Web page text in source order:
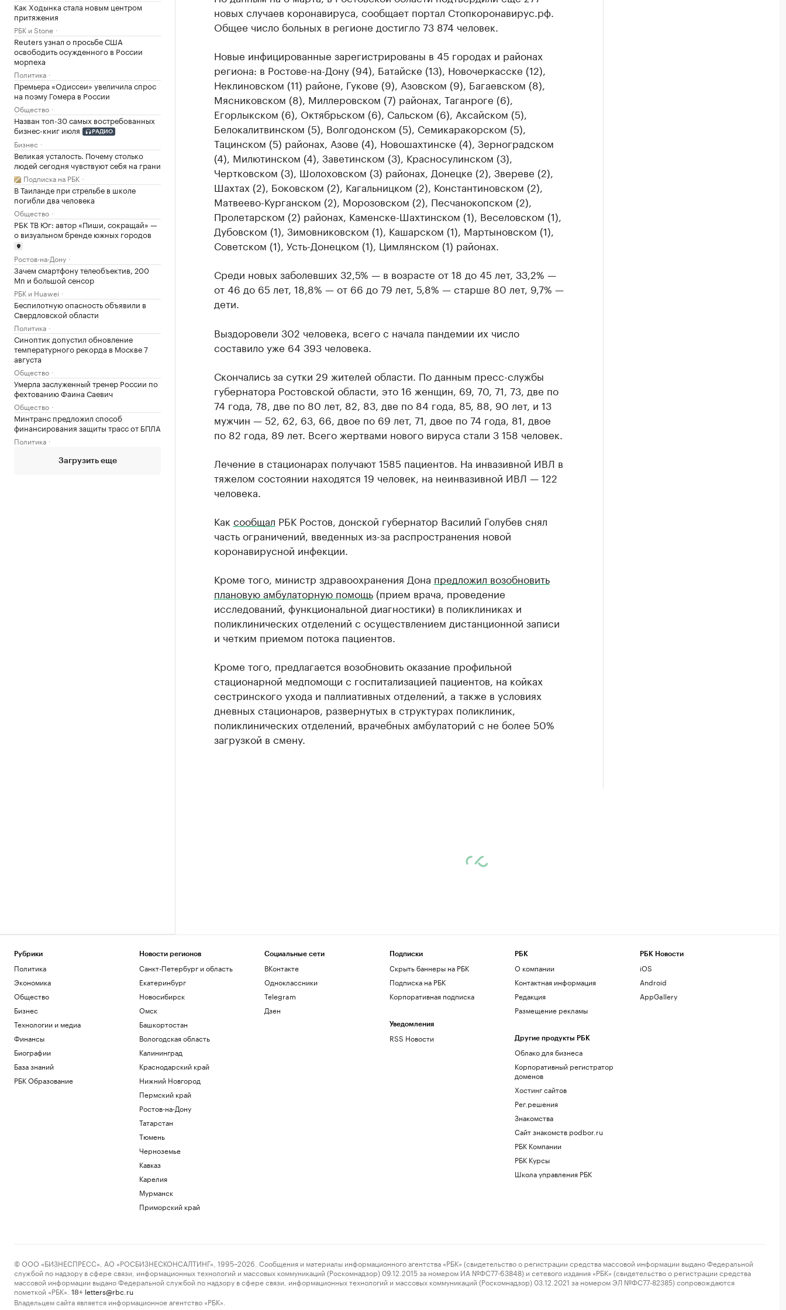
Как Ходынка стала новым центром
притяжения
РБК и Stone
Reuters узнал о просьбе США
освободить осужденного в России
морпеха
Политика
Премьера «Одиссеи» увеличила спрос
на поэму Гомера в России
Общество
Назван топ-30 самых востребованных
бизнес-книг июля
РАДИО
Бизнес
Великая усталость. Почему столько
людей сегодня чувствуют себя на грани
Подписка на РБК
В Таиланде при стрельбе в школе
погибли два человека
Общество
РБК ТВ Юг: автор «Пиши, сокращай» —
о визуальном бренде южных городов
Ростов-на-Дону
Зачем смартфону телеобъектив, 200
Мп и большой сенсор
РБК и Huawei
Беспилотную опасность объявили в
Свердловской области
Политика
Синоптик допустил обновление
температурного рекорда в Москве 7
августа
Общество
Умерла заслуженный тренер России по
фехтованию Фаина Саевич
Общество
Минтранс предложил способ
финансирования защиты трасс от БПЛА
Политика
Загрузить еще
новых случаев коронавируса, сообщает портал Стопкоронавирус.рф.
Общее число больных в регионе достигло 73 874 человек.
Новые инфицированные зарегистрированы в 45 городах и районах
региона: в Ростове-на-Дону (94), Батайске (13), Новочеркасске (12),
Неклиновском (11) районе, Гукове (9), Азовском (9), Багаевском (8),
Мясниковском (8), Миллеровском (7) районах, Таганроге (6),
Егорлыкском (6), Октябрьском (6), Сальском (6), Аксайском (5),
Белокалитвинском (5), Волгодонском (5), Семикаракорском (5),
Тацинском (5) районах, Азове (4), Новошахтинске (4), Зерноградском
(4), Милютинском (4), Заветинском (3), Красносулинском (3),
Чертковском (3), Шолоховском (3) районах, Донецке (2), Звереве (2),
Шахтах (2), Боковском (2), Кагальницком (2), Константиновском (2),
Матвеево-Курганском (2), Морозовском (2), Песчанокопском (2),
Пролетарском (2) районах, Каменске-Шахтинском (1), Веселовском (1),
Дубовском (1), Зимовниковском (1), Кашарском (1), Мартыновском (1),
Советском (1), Усть-Донецком (1), Цимлянском (1) районах.
Среди новых заболевших 32,5% — в возрасте от 18 до 45 лет, 33,2% —
от 46 до 65 лет, 18,8% — от 66 до 79 лет, 5,8% — старше 80 лет, 9,7% —
дети.
Выздоровели 302 человека, всего с начала пандемии их число
составило уже 64 393 человека.
Скончались за сутки 29 жителей области. По данным пресс-службы
губернатора Ростовской области, это 16 женщин, 69, 70, 71, 73, две по
74 года, 78, две по 80 лет, 82, 83, две по 84 года, 85, 88, 90 лет, и 13
мужчин — 52, 62, 63, 66, двое по 69 лет, 71, двое по 74 года, 81, двое
по 82 года, 89 лет. Всего жертвами нового вируса стали 3 158 человек.
Лечение в стационарах получают 1585 пациентов. На инвазивной ИВЛ в
тяжелом состоянии находятся 19 человек, на неинвазивной ИВЛ — 122
человека.
Как сообщал РБК Ростов, донской губернатор Василий Голубев снял
часть ограничений, введенных из-за распространения новой
коронавирусной инфекции.
Кроме того, министр здравоохранения Дона предложил возобновить
плановую амбулаторную помощь(прием врача, проведение
исследований, функциональной диагностики) в поликлиниках и
поликлинических отделений с осуществлением дистанционной записи
и четким приемом потока пациентов.
Кроме того, предлагается возобновить оказание профильной
стационарной медпомощи с госпитализацией пациентов, на койках
сестринского ухода и паллиативных отделений, а также в условиях
дневных стационаров, развернутых в структурах поликлиник,
поликлинических отделений, врачебных амбулаторий с не более 50%
загрузкой в смену.
Рубрики
Политика
Экономика
Общество
Бизнес
Технологии и медиа
Финансы
Биографии
База знаний
РБК Образование
Новости регионов
Санкт-Петербург и область
Екатеринбург
Новосибирск
Омск
Башкортостан
Вологодская область
Калининград
Краснодарский край
Нижний Новгород
Пермский край
Ростов-на-Дону
Татарстан
Тюмень
Черноземье
Кавказ
Карелия
Мурманск
Приморский край
Социальные сети
ВКонтакте
Одноклассники
Telegram
Дзен
Подписки
Скрыть баннеры на РБК
Подписка на РБК
Корпоративная подписка
Уведомления
RSS Новости
РБК
О компании
Контактная информация
Редакция
Размещение рекламы
Другие продукты РБК
Облако для бизнеса
Корпоративный регистратор
доменов
Хостинг сайтов
Рег.решения
Знакомства
Сайт знакомств podbor.ru
РБК Компании
РБК Курсы
Школа управления РБК
РБК Новости
iOS
Android
AppGallery
© ООО «БИЗНЕСПРЕСС», АО «РОСБИЗНЕСКОНСАЛТИНГ», 1995–2026. Сообщения и материалы информационного агентства «РБК» (свидетельство о регистрации средства массовой информации выдано Федеральной
службой по надзору в сфере связи, информационных технологий и массовых коммуникаций (Роскомнадзор) 09.12.2015 за номером ИА №ФС77-63848) и сетевого издания «РБК» (свидетельство о регистрации средства
массовой информации выдано Федеральной службой по надзору в сфере связи, информационных технологий и массовых коммуникаций (Роскомнадзор) 03.12.2021 за номером ЭЛ №ФС77-82385) сопровождаются
пометкой «РБК».
18+ letters@rbc.ru
Владельцем сайта является информационное агентство «РБК».